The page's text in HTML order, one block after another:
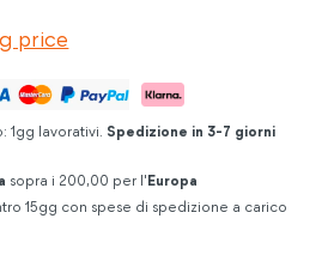
price
1gg lavorativi. Spedizione in 3-7 giorni
sopra i 200,00 per l'Europa
15gg con spese di spedizione a carico